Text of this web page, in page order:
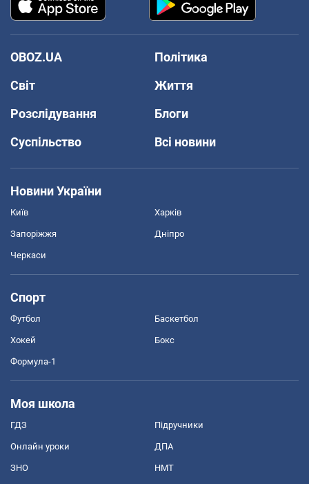
OBOZ.UA
Політика
Світ
Життя
Розслідування
Блоги
Суспільство
Всі новини
Новини України
Київ Харків
Запоріжжя Дніпро
Черкаси
Спорт
Футбол Баскетбол
Хокей Бокс
Формула-1
Моя школа
ГДЗ Підручники
Онлайн уроки ДПА
ЗНО НМТ